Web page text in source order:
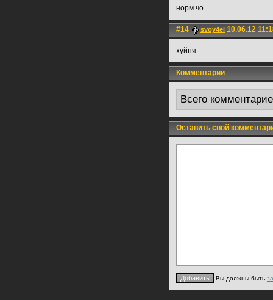
норм чо
#14 svoy4el 10.06.12
хуйня
Комментарии
Всего
Оставить свой
Вы должны быть